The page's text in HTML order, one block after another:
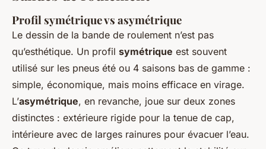
Profil symétrique vs asymétrique
Le dessin de la bande de roulement n’est pas
qu’esthétique. Un profil symétrique est souvent
utilisé sur les pneus été ou 4 saisons bas de gamme :
simple, économique, mais moins efficace en virage.
L’asymétrique, en revanche, joue sur deux zones
distinctes : extérieure rigide pour la tenue de cap,
intérieure avec de larges rainures pour évacuer l’eau.